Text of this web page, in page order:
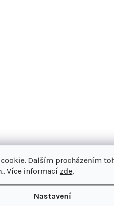
Dalším procházením
Více informací zde.
Nastavení